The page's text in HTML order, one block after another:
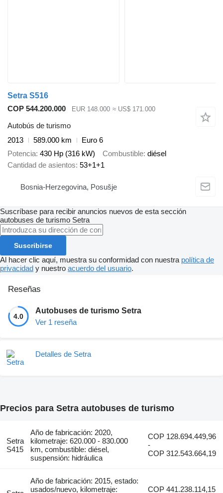
Setra S516
COP 544.200.000
EUR 148.000 ≈ US$ 171.000
Autobús de turismo
2013
589.000 km
Euro 6
Potencia 430 Hp (316 kW) Combustible diésel
Cantidad de asientos 53+1+1
Bosnia-Herzegovina, Posušje
Suscríbase para recibir anuncios nuevos de esta sección
autobuses de turismo Setra
Suscribirse
Al hacer clic aquí, muestra su conformidad con nuestra política de
privacidad y nuestro acuerdo del usuario.
Reseñas
4.0
Autobuses de turismo Setra
Ver 1 reseña
Detalles de Setra
Precios para Setra autobuses de turismo
Setra
S415
Año de fabricación: 2020,
kilometraje: 620.000 - 830.000
km, combustible: diésel,
suspensión: hidráulica
COP 128.694.449,96
-
COP 312.543.664,19
Año de fabricación: 2015, estado:
usados/nuevo, kilometraje:
COP 441.238.114,15